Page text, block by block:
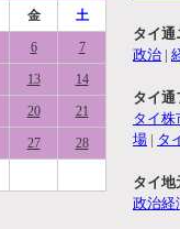
金 土
6 7
13 14
20 21
27 28
タイ通
政治 |
タイ通
タイ株
場 | タ
タイ地
政治経